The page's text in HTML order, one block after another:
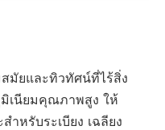
มัยและทิวทัศน์ที่ไร้สิ่ง
เนียมคุณภาพสูง ให้
หรับระเบียง เฉลียง